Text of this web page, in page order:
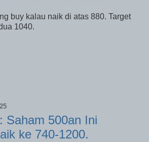
buy kalau naik di atas 880. Target
1040.
Saham 500an Ini
ke 740-1200.